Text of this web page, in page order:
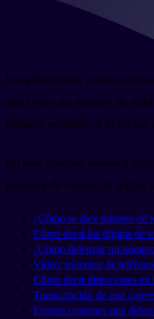
Imagínate esto: estás en un
alta como un número de
códigos postales. Y si no las
En este artículo vamos a
mayoría de cursos de inglés
¿Cómo se dice número de
Cómo decir los dígitos de
¿Cómo deletrear mi
Video: números de
Cómo decir direcciones en
Transcripción de una
Errores comunes que